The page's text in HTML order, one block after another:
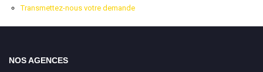
Transmettez-nous votre demande
NOS AGENCES